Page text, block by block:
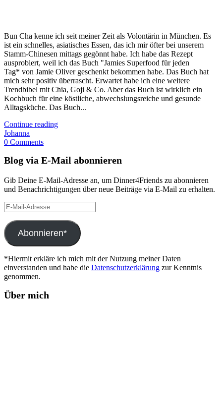
Bun Cha kenne ich seit meiner Zeit als Volontärin in München. Es
ist ein schnelles, asiatisches Essen, das ich mir öfter bei unserem
Stamm-Chinesen mittags gegönnt habe. Ich habe das Rezept
ausprobiert, weil ich das Buch "Jamies Superfood für jeden
Tag* von Jamie Oliver geschenkt bekommen habe. Das Buch hat
mich sehr positiv überrascht. Erwartet habe ich eine weitere
Trendbibel mit Chia, Goji & Co. Aber das Buch ist wirklich ein
Kochbuch für eine köstliche, abwechslungsreiche und gesunde
Alltagsküche. Das Buch...
Continue reading
Johanna
0 Comments
Blog via E-Mail abonnieren
Gib Deine E-Mail-Adresse an, um Dinner4Friends zu abonnieren
und Benachrichtigungen über neue Beiträge via E-Mail zu erhalten.
E-
Mail-
Adresse
Abonnieren*
*Hiermit erkläre ich mich mit der Nutzung meiner Daten
einverstanden und habe die Datenschutzerklärung zur Kenntnis
genommen.
Über mich